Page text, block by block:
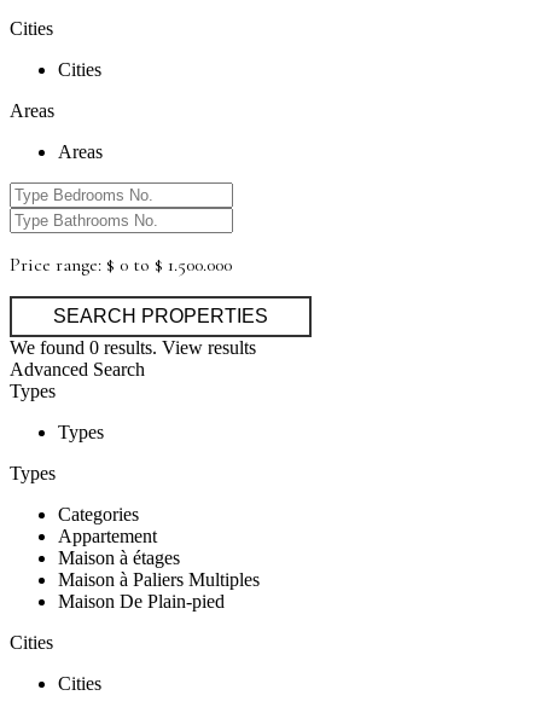
Cities
Cities
Areas
Areas
Price range: $ 0 to $ 1.500.000
We found 0 results. View results
Advanced Search
Types
Types
Types
Categories
Appartement
Maison à étages
Maison à Paliers Multiples
Maison De Plain-pied
Cities
Cities